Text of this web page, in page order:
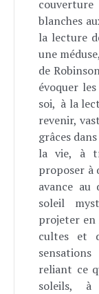
blanches
la lecture
une
de
évoquer
soi, à la
revenir,
grâces
la vie, à
proposer à
avance
soleil
projeter en
cultes et
reliant ce
soleils, à